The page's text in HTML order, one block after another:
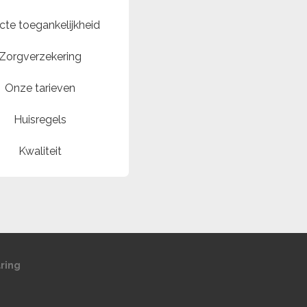
toegankelijkheid
Zorgverzekering
Onze tarieven
Huisregels
Kwaliteit